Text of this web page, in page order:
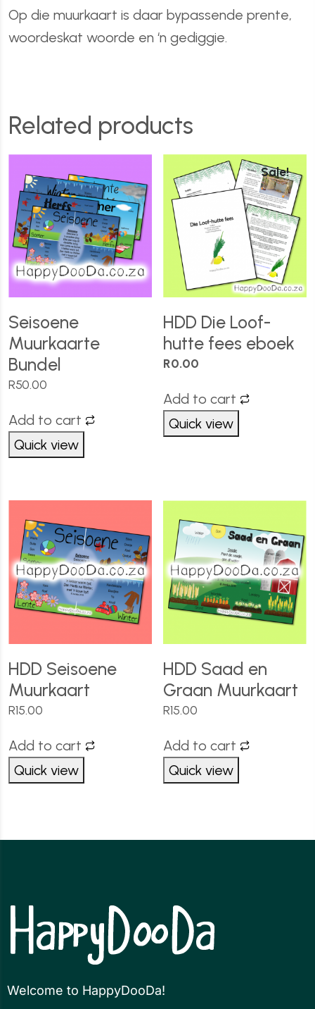
Op die muurkaart is daar bypassende prente,
woordeskat woorde en ‘n gediggie.
Related products
Seisoene
Muurkaarte
Bundel
R50.00
Add to cart
Quick view
Sale!
HDD Die Loof-
hutte fees eboek
R0.00
Add to cart
Quick view
HDD Seisoene
Muurkaart
R15.00
Add to cart
Quick view
HDD Saad en
Graan Muurkaart
R15.00
Add to cart
Quick view
Welcome to HappyDooDa!